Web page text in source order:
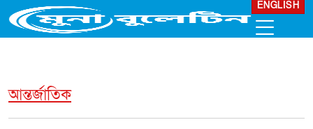
ENGLISH
আন্তর্জাতিক